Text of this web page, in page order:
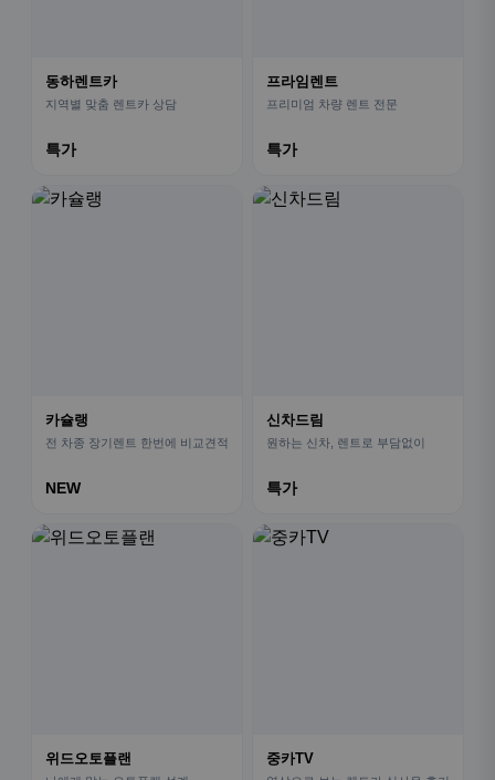
동하렌트카
지역별 맞춤 렌트카 상담
특가
프라임렌트
프리미엄 차량 렌트 전문
특가
카슐랭
전 차종 장기렌트 한번에 비교견적
NEW
신차드림
원하는 신차, 렌트로 부담없이
특가
위드오토플랜 중카TV